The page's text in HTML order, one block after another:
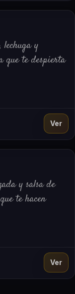
lechuga y
que te despierta
Ver
y salsa de
te hacen
Ver